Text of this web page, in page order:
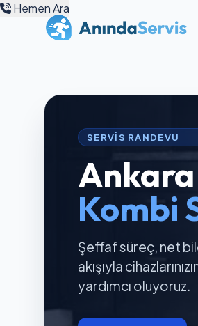
Hemen Ara
SERVIS RANDEVU
Ankara
Kombi
Şeffaf süreç, net
akışıyla
yardımcı oluyoruz.